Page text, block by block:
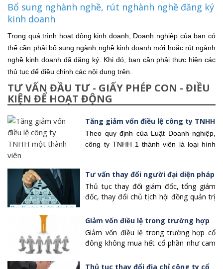
Bổ sung nghành nghề, rút nghành nghề đăng ký
kinh doanh
Trong quá trình hoạt động kinh doanh, Doanh nghiệp của bạn có
thể cần phải bổ sung ngành nghề kinh doanh mới hoặc rút ngành
nghề kinh doanh đã đăng ký. Khi đó, bạn cần phải thực hiện các
thủ tục để điều chỉnh các nội dung trên.
TƯ VẤN ĐẦU TƯ - GIẤY PHÉP CON - ĐIỀU
KIỆN ĐỂ HOẠT ĐỘNG
Tăng giảm vốn điều lệ công ty TNHH
một thành viên
Theo quy định của Luật Doanh nghiệp,
công ty TNHH 1 thành viên là loại hình
chịu trách nhiệm về các nghĩa vụ và
khoản nợ trong giới hạn phần góp vốn
của mình. Đây là ưu điểm lớn của loại
nghiệp tư nhân (cũng là một chủ sở
hữu).
Tư vấn thay đổi người đại diện pháp
luật công ty
Thủ tục thay đổi giám đốc, tổng giám
đốc, thay đổi chủ tịch hội đồng quản trị
tnhh được gọi chung làthay đổi người
đại diện theo pháp luật của công ty , về
quy trình và thủ tục thực hiện những
việc trên các chuyên viên tư vấn Luật
Giảm vốn điều lệ trong trường hợp
cổ đông không mua hết cổ phần
như cam kết
Giảm vốn điều lệ trong trường hợp cổ
đông không mua hết cổ phần như cam
Thủ tục thay đổi địa chỉ công ty cổ